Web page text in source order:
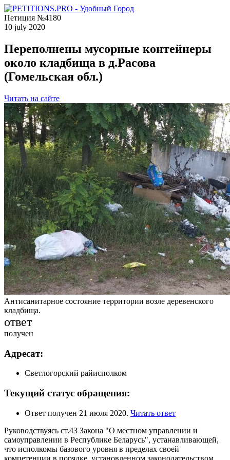
Петиция №4180
10 july 2020
Переполнены мусорные контейнеры
около кладбища в д.Расова
(Гомельская обл.)
Читать на сайте
Антисанитарное состояние территории возле деревенского
кладбища.
ответ
получен
Адресат:
Светлогорский райисполком
Текущий статус обращения:
Ответ получен 21 июля 2020. Читать ответ
Руководствуясь ст.43 Закона "О местном управлении и
самоуправлении в Республике Беларусь", устанавливающей,
что исполкомы базового уровня в пределах своей
компетенции в порядке, установленном законодательством,